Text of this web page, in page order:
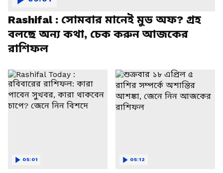
Rashifal : সোমবার মানেই মুড অফ? গ্রহ
বলছে অন্য কথা, চেক করুন আজকের
রাশিফল
05:01 05:12